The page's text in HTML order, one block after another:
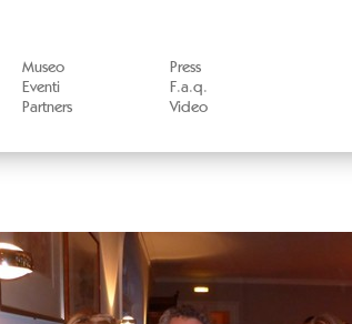
Museo
Eventi
Partners
Press
F.a.q.
Video